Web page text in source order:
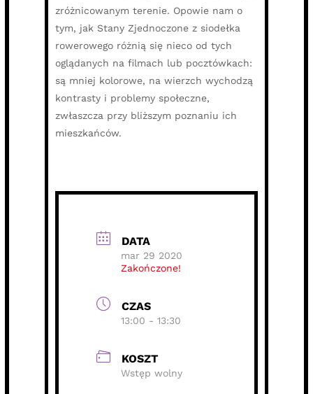
zróżnicowanym terenie. Opowie nam o
tym, jak Stany Zjednoczone z siodełka
rowerowego różnią się nieco od tych
oglądanych na filmach lub pocztówkach:
są mniej kolorowe, na wierzch wychodzą
kontrasty i problemy społeczne,
zwłaszcza przy bliższym poznaniu ich
mieszkańców.
DATA
mar 29 2020
Zakończone!
CZAS
13:00 - 13:30
KOSZT
Wstęp wolny